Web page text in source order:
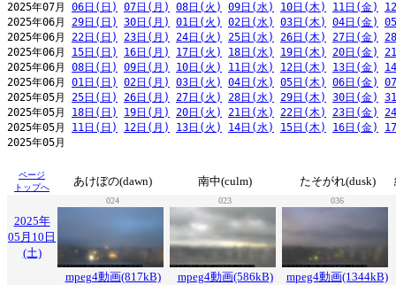
2025年07月 06日(日) 07日(月) 08日(火) 09日(水) 10日(木) 11日(金)
2025年06月 29日(日) 30日(月) 01日(火) 02日(水) 03日(木) 04日(金)
2025年06月 22日(日) 23日(月) 24日(火) 25日(水) 26日(木) 27日(金)
2025年06月 15日(日) 16日(月) 17日(火) 18日(水) 19日(木) 20日(金)
2025年06月 08日(日) 09日(月) 10日(火) 11日(水) 12日(木) 13日(金)
2025年06月 01日(日) 02日(月) 03日(火) 04日(水) 05日(木) 06日(金)
2025年05月 25日(日) 26日(月) 27日(火) 28日(水) 29日(木) 30日(金)
2025年05月 18日(日) 19日(月) 20日(火) 21日(水) 22日(木) 23日(金)
2025年05月 11日(日) 12日(月) 13日(火) 14日(水) 15日(木) 16日(金)
ページ
トップへ
あけぼの(dawn) 南中(culm) たそがれ(dusk)
024 023 036
2025年
05月10日
(土)
mpeg4動画(817kB)
mpeg4動画(586kB) mpeg4動画(1344kB)